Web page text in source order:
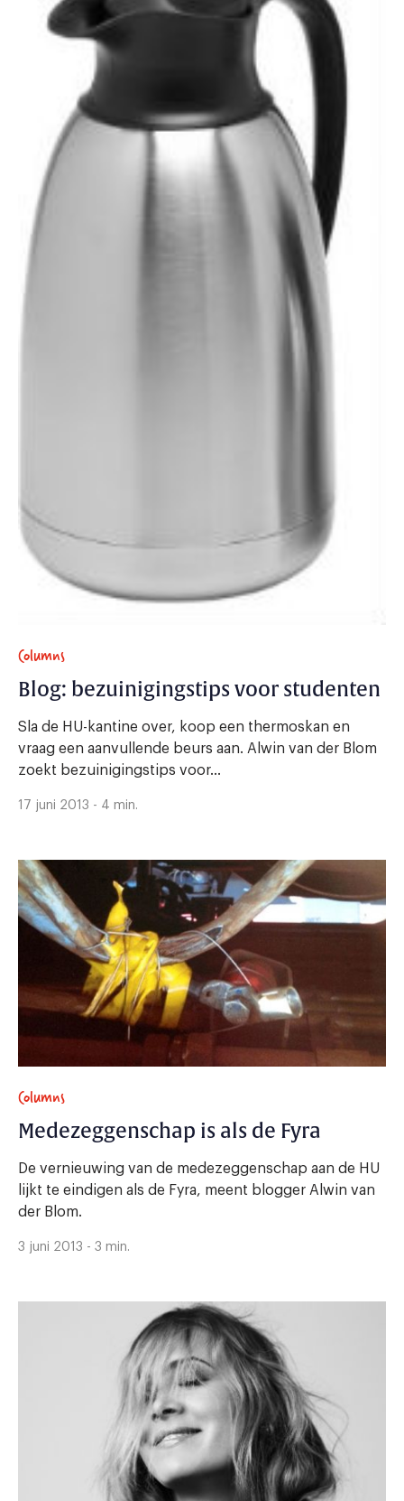
Columns
Blog: bezuinigingstips voor studenten
Sla de HU-kantine over, koop een thermoskan en
vraag een aanvullende beurs aan. Alwin van der Blom
zoekt bezuinigingstips voor...
17 juni 2013 - 4 min.
Columns
Medezeggenschap is als de Fyra
De vernieuwing van de medezeggenschap aan de HU
lijkt te eindigen als de Fyra, meent blogger Alwin van
der Blom.
3 juni 2013 - 3 min.